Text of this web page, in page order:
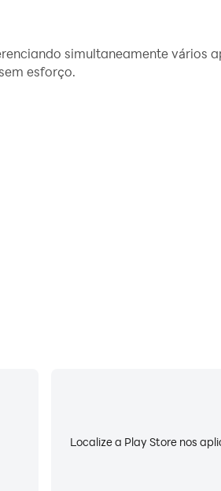
vídeos e arquivos.
simultaneamente vários
esforço.
Localize a Play Store nos